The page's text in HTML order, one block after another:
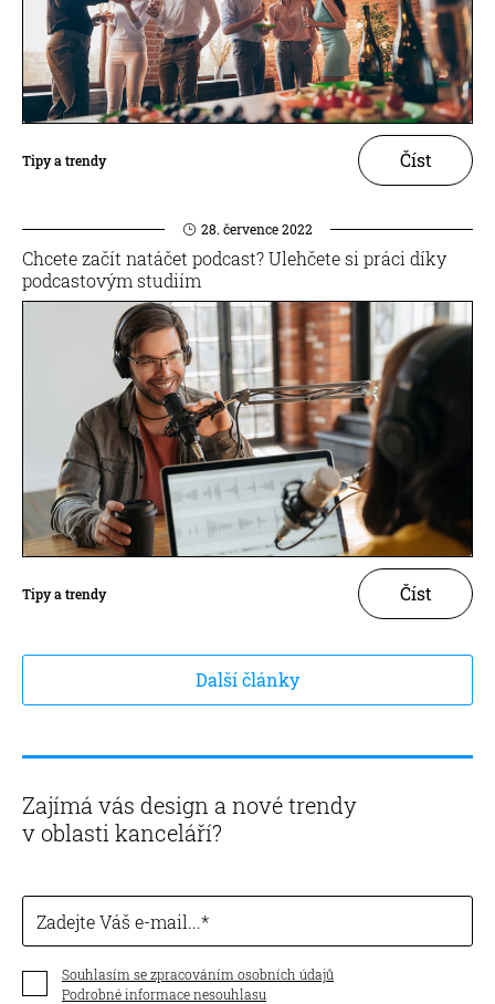
Tipy a trendy Číst
28. července 2022
Chcete začít natáčet podcast? Ulehčete si práci díky
podcastovým studiím
Tipy a trendy Číst
Další články
Zajímá vás design a nové trendy
v oblasti kanceláří?
Zadejte Váš e-mail...
Souhlasím se zpracováním osobních údajů
Podrobné informace nesouhlasu